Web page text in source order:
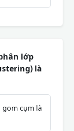
lớp
là
gom cụm là